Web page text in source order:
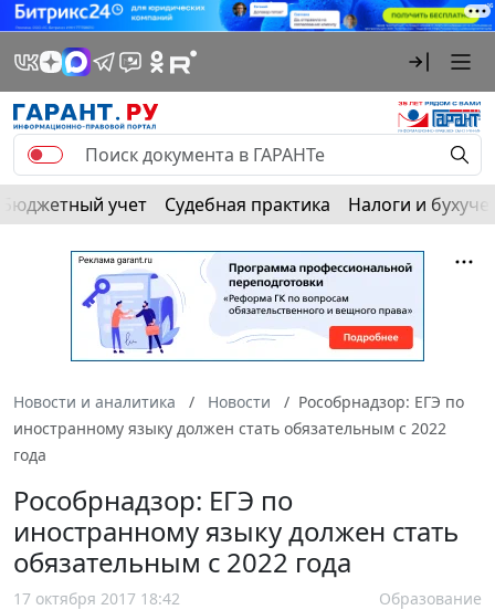
Бюджетный учет Судебная практика Налоги и
Новости и аналитика Новости
Рособрнадзор: ЕГЭ по
иностранному языку должен стать обязательным с 2022
года
Рособрнадзор: ЕГЭ по
иностранному языку должен стать
обязательным с 2022 года
17 октября 2017 18:42 Образование